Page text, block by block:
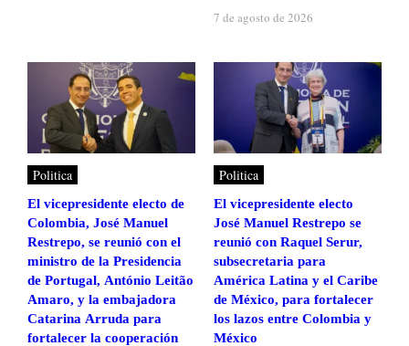
7 de agosto de 2026
Politica
El vicepresidente electo de
Colombia, José Manuel
Restrepo, se reunió con el
ministro de la Presidencia
de Portugal, António Leitão
Amaro, y la embajadora
Catarina Arruda para
fortalecer la cooperación
Politica
El vicepresidente electo
José Manuel Restrepo se
reunió con Raquel Serur,
subsecretaria para
América Latina y el Caribe
de México, para fortalecer
los lazos entre Colombia y
México